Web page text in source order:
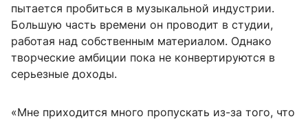
пытается пробиться в музыкальной индустрии.
Большую часть времени он проводит в студии,
работая над собственным материалом. Однако
творческие амбиции пока не конвертируются в
серьезные доходы.
«Мне приходится много пропускать из-за того, что